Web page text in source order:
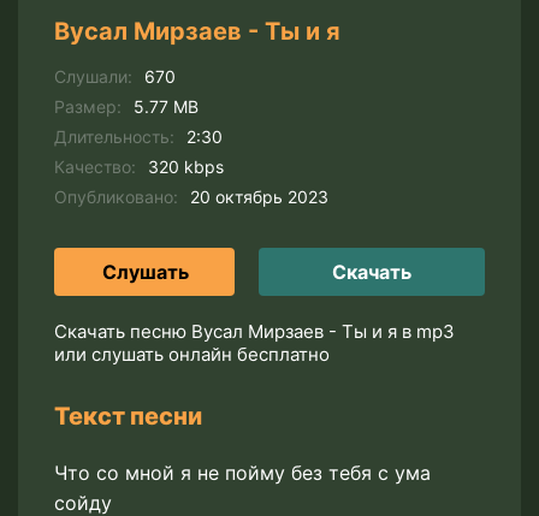
Вусал Мирзаев - Ты и я
Слушали:
670
Размер:
5.77 MB
Длительность:
2:30
Качество:
320 kbps
Опубликовано:
20 октябрь 2023
Слушать Скачать
Скачать песню Вусал Мирзаев - Ты и я в mp3
или слушать онлайн бесплатно
Текст песни
Что со мной я не пойму без тебя с ума
сойду